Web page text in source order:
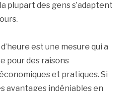
plupart des gens s’adaptent
est une mesure qui a
pour des raisons
et pratiques. Si
avantages indéniables en